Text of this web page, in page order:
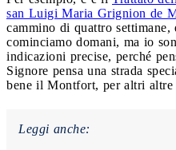
san Luigi Maria Grignion de
cammino di quattro
cominciamo domani, ma io
indicazioni precise, perché
Signore pensa una strada
bene il Montfort, per altri altre
Leggi anche: